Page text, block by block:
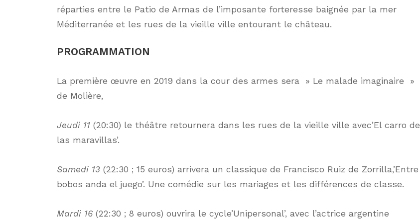
réparties entre le Patio de Armas de l’imposante forteresse baignée par la mer
Méditerranée et les rues de la vieille ville entourant le château.
PROGRAMMATION
La première œuvre en 2019 dans la cour des armes sera » Le malade imaginaire »
de Molière,
Jeudi 11 (20:30) le théâtre retournera dans les rues de la vieille ville avec’El carro de
las maravillas’.
Samedi 13 (22:30 ; 15 euros) arrivera un classique de Francisco Ruiz de Zorrilla,’Entre
bobos anda el juego’. Une comédie sur les mariages et les différences de classe.
Mardi 16 (22:30 ; 8 euros) ouvrira le cycle’Unipersonal’, avec l’actrice argentine